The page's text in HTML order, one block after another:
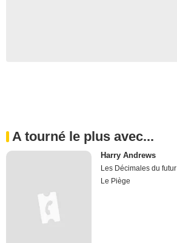
A tourné le plus avec...
Harry Andrews
Les Décimales du futur
Le Piège